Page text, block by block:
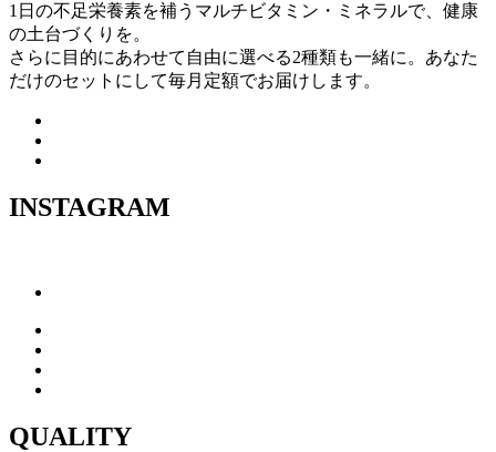
1日の不足栄養素を補うマルチビタミン・ミネラルで、健康
の土台づくりを。
さらに目的にあわせて自由に選べる2種類も一緒に。あなた
だけのセットにして毎月定額でお届けします。
INSTAGRAM
QUALITY